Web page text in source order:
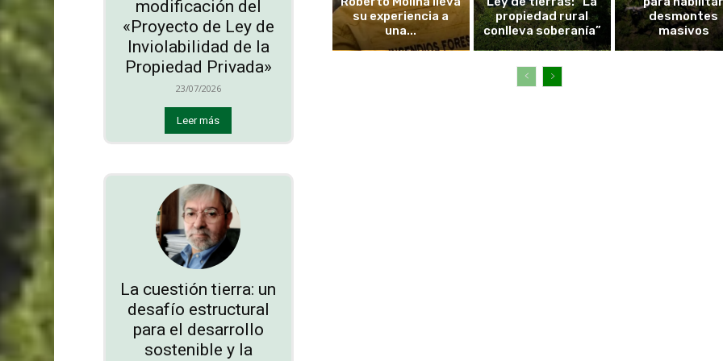
modificación del
«Proyecto de Ley de
Inviolabilidad de la
Propiedad Privada»
23/07/2026
Leer más
La cuestión tierra: un
desafío estructural
para el desarrollo
sostenible y la
su experiencia a
una...
propiedad rural
conlleva soberanía”
desmontes
masivos